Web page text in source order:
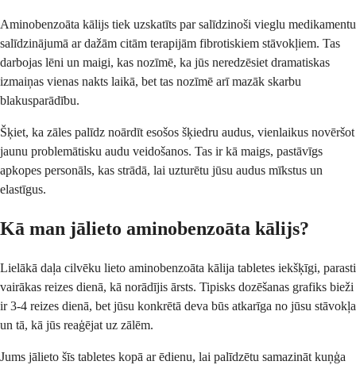
Aminobenzoāta kālijs tiek uzskatīts par salīdzinoši vieglu medikamentu
salīdzinājumā ar dažām citām terapijām fibrotiskiem stāvokļiem. Tas
darbojas lēni un maigi, kas nozīmē, ka jūs neredzēsiet dramatiskas
izmaiņas vienas nakts laikā, bet tas nozīmē arī mazāk skarbu
blakusparādību.
Šķiet, ka zāles palīdz noārdīt esošos šķiedru audus, vienlaikus novēršot
jaunu problemātisku audu veidošanos. Tas ir kā maigs, pastāvīgs
apkopes personāls, kas strādā, lai uzturētu jūsu audus mīkstus un
elastīgus.
Kā man jālieto aminobenzoāta kālijs?
Lielākā daļa cilvēku lieto aminobenzoāta kālija tabletes iekšķīgi, parasti
vairākas reizes dienā, kā norādījis ārsts. Tipisks dozēšanas grafiks bieži
ir 3-4 reizes dienā, bet jūsu konkrētā deva būs atkarīga no jūsu stāvokļa
un tā, kā jūs reaģējat uz zālēm.
Jums jālieto šīs tabletes kopā ar ēdienu, lai palīdzētu samazināt kuņģa